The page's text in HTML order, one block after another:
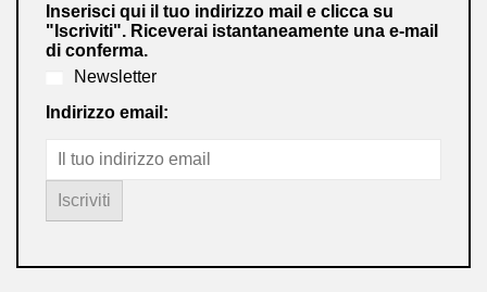
Inserisci qui il tuo indirizzo mail e clicca su
"Iscriviti". Riceverai istantaneamente una e-mail
di conferma.
Newsletter
Indirizzo email: